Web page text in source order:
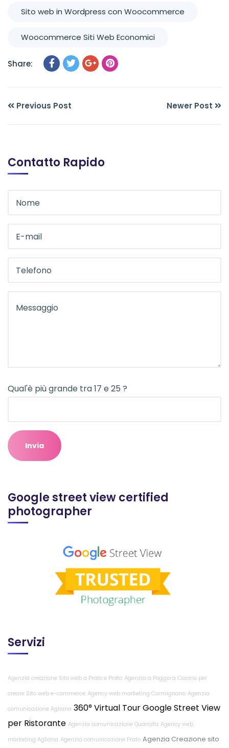
Sito web in Wordpress con Woocommerce
Woocommerce Siti Web Economici
Share:
Previous Post Newer Post
Contatto Rapido
Qual'è più grande tra 17 e 25 ?
Google street view certified
photographer
Servizi
Agenzia creazione Sito web a Prato e Prato Agenzia a Poggio a Caiano per
creare Sito web e-commerce Agency web marketing Carmignano Agenzia
comunicazione Agliana 360° Virtual Tour Google Street View
per Ristorante Agenzia comunicazione Quarrata Agency web
marketing Agliana Agenzia comunicazione Prato Agenzia Creazione sito